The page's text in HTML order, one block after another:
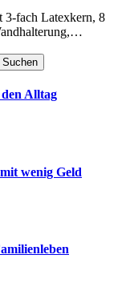
3-fach Latexkern, 8
Alltag
wenig Geld